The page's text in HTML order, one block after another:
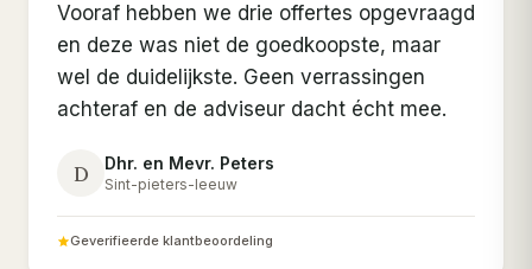
Vooraf hebben we drie offertes opgevraagd
en deze was niet de goedkoopste, maar
wel de duidelijkste. Geen verrassingen
achteraf en de adviseur dacht écht mee.
D Dhr. en Mevr. Peters
Sint-pieters-leeuw
Geverifieerde klantbeoordeling